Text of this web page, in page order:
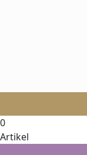
0
Artikel